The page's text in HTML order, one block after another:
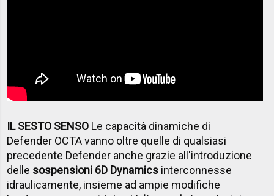
IL SESTO SENSO Le capacità dinamiche di
Defender OCTA vanno oltre quelle di qualsiasi
precedente Defender anche grazie all'introduzione
delle sospensioni 6D Dynamics interconnesse
idraulicamente, insieme ad ampie modifiche